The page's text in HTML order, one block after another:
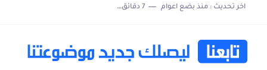
اخر تحديث :منذ بضع اعوام 7 دقائق للقراءة